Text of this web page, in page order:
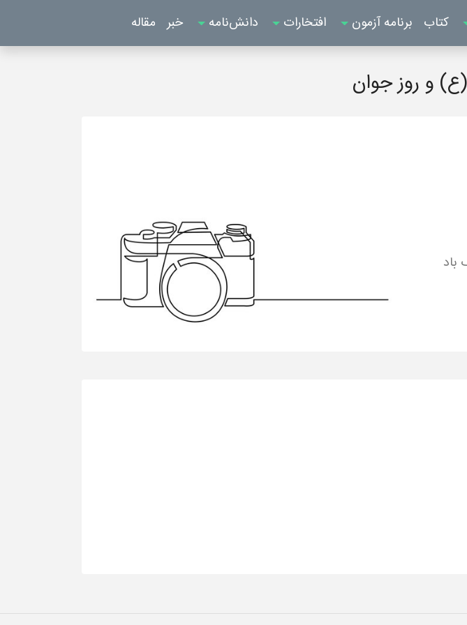
کتاب برنامه آزمون افتخارات دانش‌نامه خبر مقاله